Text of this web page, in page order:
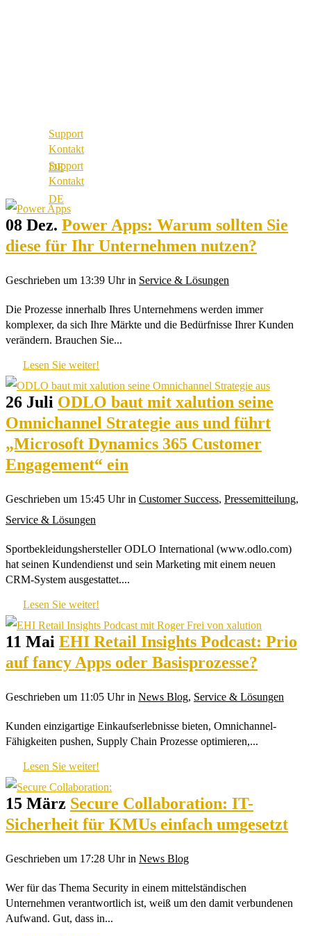
Support
Kontakt
Support
Kontakt
08 Dez. Power Apps: Warum sollten Sie
diese für Ihr Unternehmen nutzen?
Geschrieben um 13:39 Uhrin Service & Lösungen
Die Prozesse innerhalb Ihres Unternehmens werden immer
komplexer, da sich Ihre Märkte und die Bedürfnisse Ihrer Kunden
verändern. Brauchen Sie...
Lesen Sie weiter!
26 Juli ODLO baut mit xalution seine
Omnichannel Strategie aus und führt
„Microsoft Dynamics 365 Customer
Engagement“ ein
Geschrieben um 15:45 Uhrin Customer Success, Pressemitteilung,
Service & Lösungen
Sportbekleidungshersteller ODLO International (www.odlo.com)
hat seinen Kundendienst und sein Marketing mit einem neuen
CRM-System ausgestattet....
Lesen Sie weiter!
11 Mai EHI Retail Insights Podcast: Prio
auf fancy Apps oder Basisprozesse?
Geschrieben um 11:05 Uhrin News Blog, Service & Lösungen
Kunden einzigartige Einkaufserlebnisse bieten, Omnichannel-
Fähigkeiten pushen, Supply Chain Prozesse optimieren,...
Lesen Sie weiter!
15 März Secure Collaboration: IT-
Sicherheit für KMUs einfach umgesetzt
Geschrieben um 17:28 Uhrin News Blog
Wer für das Thema Security in einem mittelständischen
Unternehmen verantwortlich ist, weiß um den damit verbundenen
Aufwand. Gut, dass in...